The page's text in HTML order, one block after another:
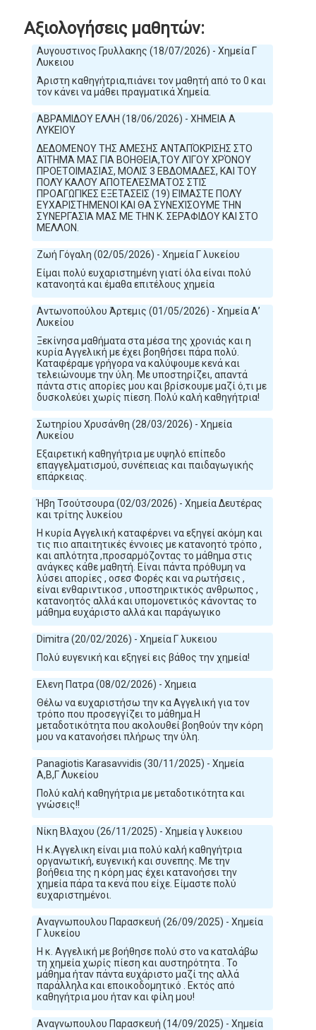
Αξιολογήσεις μαθητών:
Αυγουστινος Γρυλλακης (18/07/2026) - Χημεία Γ
Λυκειου
Άριστη καθηγήτρια,πιάνει τον μαθητή από το 0 και
τον κάνει να μάθει πραγματικά Χημεία.
ΑΒΡΑΜΙΔΟΥ ΕΛΛΗ (18/06/2026) - ΧΗΜΕΙΑ Α
ΛΥΚΕΙΟΥ
ΔΕΔΟΜΈΝΟΥ ΤΗΣ ΑΜΕΣΗΣ ΑΝΤΑΠΌΚΡΙΣΗΣ ΣΤΟ
ΑΊΤΗΜΆ ΜΑΣ ΓΙΑ ΒΟΗΘΕΙΑ,ΤΟΥ ΛΊΓΟΥ ΧΡΌΝΟΥ
ΠΡΟΕΤΟΙΜΑΣΙΑΣ, ΜΟΛΙΣ 3 ΕΒΔΟΜΑΔΕΣ, ΚΑΙ ΤΟΥ
ΠΟΛΎ ΚΑΛΟΎ ΑΠΟΤΕΛΈΣΜΑΤΟΣ ΣΤΙΣ
ΠΡΟΑΓΩΓΙΚΕΣ ΕΞΕΤΑΣΕΙΣ (19) ΕΊΜΑΣΤΕ ΠΟΛΎ
ΕΥΧΑΡΙΣΤΗΜΕΝΟΙ ΚΑΙ ΘΑ ΣΥΝΕΧΊΣΟΥΜΕ ΤΗΝ
ΣΥΝΕΡΓΑΣΊΑ ΜΑΣ ΜΕ ΤΗΝ Κ. ΣΕΡΑΦΙΔΟΥ ΚΑΙ ΣΤΟ
ΜΕΛΛΟΝ.
Ζωή Γόγαλη (02/05/2026) - Χημεία Γ λυκείου
Είμαι πολύ ευχαριστημένη γιατί όλα είναι πολύ
κατανοητά και έμαθα επιτέλους χημεία
Αντωνοπούλου Άρτεμις (01/05/2026) - Χημεία Α’
Λυκείου
Ξεκίνησα μαθήματα στα μέσα της χρονιάς και η
κυρία Αγγελική με έχει βοηθήσει πάρα πολύ.
Καταφέραμε γρήγορα να καλύψουμε κενά και
τελειώνουμε την ύλη. Με υποστηρίζει, απαντά
πάντα στις απορίες μου και βρίσκουμε μαζί ό,τι με
δυσκολεύει χωρίς πίεση. Πολύ καλή καθηγήτρια!
Σωτηρίου Χρυσάνθη (28/03/2026) - Χημεία
Λυκείου
Εξαιρετική καθηγήτρια με υψηλό επίπεδο
επαγγελματισμού, συνέπειας και παιδαγωγικής
επάρκειας.
Ήβη Τσούτσουρα (02/03/2026) - Χημεία Δευτέρας
και τρίτης λυκείου
Η κυρία Αγγελική καταφέρνει να εξηγεί ακόμη και
τις πιο απαιτητικές έννοιες με κατανοητό τρόπο ,
και απλότητα ,προσαρμόζοντας το μάθημα στις
ανάγκες κάθε μαθητή. Είναι πάντα πρόθυμη να
λύσει απορίες , οσεσ Φορές και να ρωτήσεις ,
είναι ενθαριντικοσ , υποστηρικτικός ανθρωπος ,
κατανοητός αλλά και υπομονετικός κάνοντας το
μάθημα ευχάριστο αλλά και παράγωγικο
Dimitra (20/02/2026) - Χημεία Γ λυκειου
Πολύ ευγενική και εξηγεί εις βάθος την χημεία!
Ελενη Πατρα (08/02/2026) - Χημεια
Θέλω να ευχαριστήσω την κα Αγγελική για τον
τρόπο που προσεγγίζει το μάθημα.Η
μεταδοτικότητα που ακολουθεί βοηθούν την κόρη
μου να κατανοήσει πλήρως την ύλη.
Panagiotis Karasavvidis (30/11/2025) - Χημεία
Α,Β,Γ Λυκείου
Πολύ καλή καθηγήτρια με μεταδοτικότητα και
γνώσεις!!
Νίκη Βλαχου (26/11/2025) - Χημεία γ λυκειου
Η κ.Αγγελικη είναι μια πολύ καλή καθηγήτρια
οργανωτική, ευγενική και συνεπης. Με την
βοήθεια της η κόρη μας έχει κατανοήσει την
χημεία πάρα τα κενά που είχε. Είμαστε πολύ
ευχαριστημένοι.
Αναγνωπουλου Παρασκευή (26/09/2025) - Χημεία
Γ λυκείου
Η κ. Αγγελική με βοήθησε πολύ στο να καταλάβω
τη χημεία χωρίς πίεση και αυστηρότητα . Το
μάθημα ήταν πάντα ευχάριστο μαζί της αλλά
παράλληλα και εποικοδομητικό . Εκτός από
καθηγήτρια μου ήταν και φίλη μου!
Αναγνωπουλου Παρασκευή (14/09/2025) - Χημεία